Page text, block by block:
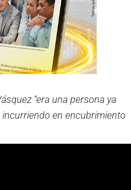
“era una persona ya
en encubrimiento